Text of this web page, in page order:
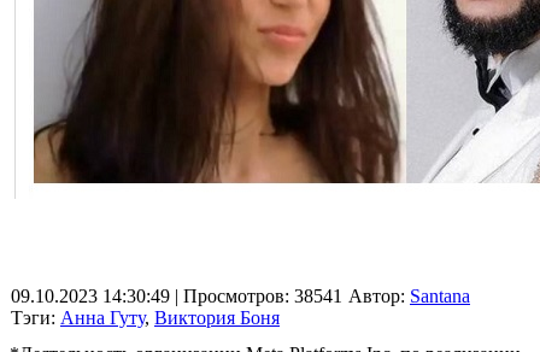
09.10.2023 14:30:49 | Просмотров: 38541
Тэги: Анна Гуту, Виктория Боня
Автор: Santana